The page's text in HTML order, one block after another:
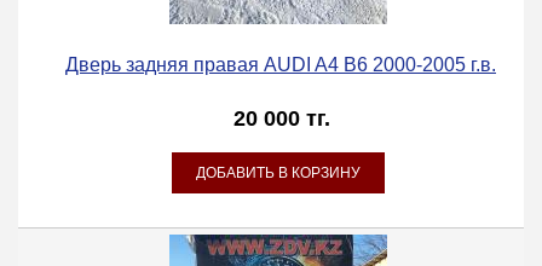
Дверь задняя правая AUDI A4 B6 2000-2005 г.в.
20 000 тг.